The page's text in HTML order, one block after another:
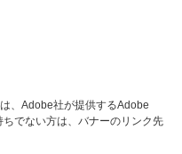
、Adobe社が提供するAdobe
でない方は、バナーのリンク先